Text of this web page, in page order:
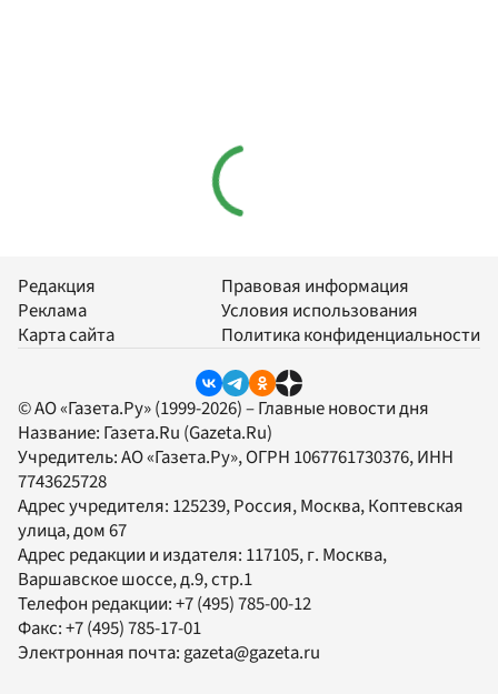
Редакция
Реклама
Карта сайта
Правовая информация
Условия использования
Политика конфиденциальности
© АО «Газета.Ру» (1999-2026) – Главные новости дня
Название: Газета.Ru (Gazeta.Ru)
Учредитель:АО «Газета.Ру», ОГРН 1067761730376, ИНН
7743625728
Адрес учредителя: 125239, Россия, Москва, Коптевская
улица, дом 67
Адрес редакции и издателя: 117105, г. Москва,
Варшавское шоссе, д.9, стр.1
Телефон редакции:+7 (495) 785-00-12
Факс:+7 (495) 785-17-01
Электронная почта:gazeta@gazeta.ru